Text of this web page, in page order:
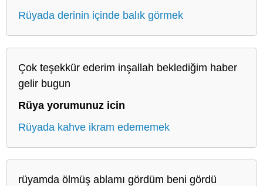
Rüyada derinin içinde balık görmek
Çok teşekkür ederim inşallah beklediğim haber
gelir bugun
Rüya yorumunuz icin
Rüyada kahve ikram edememek
rüyamda ölmüş ablamı gördüm beni gördü